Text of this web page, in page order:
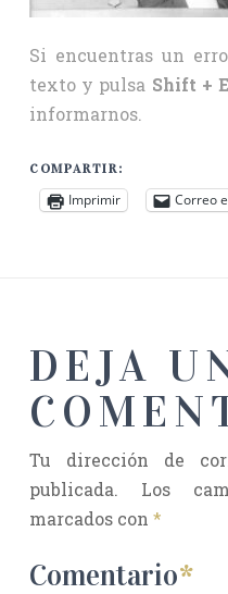
Si encuentras un
texto y pulsa Shift +
informarnos.
COMPARTIR:
Imprimir Correo
DEJA
Tu dirección de
publicada.
Los
marcados con *
Comentario*